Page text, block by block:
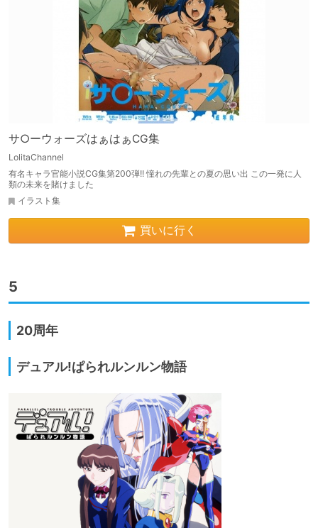
サ○ーウォーズはぁはぁCG集
LolitaChannel
有名キャラ官能小説CG集第200弾!! 憧れの先輩との夏の思い出 この一発に人
類の未来を賭けました
イラスト集
買いに行く
5
20周年
デュアル!ぱられルンルン物語